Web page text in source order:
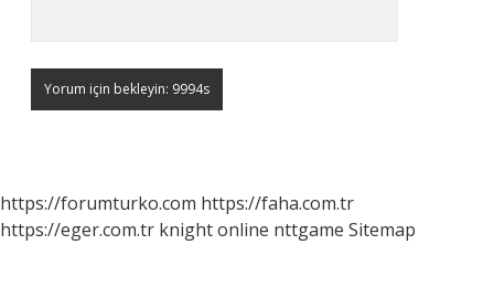
https://forumturko.com https://faha.com.tr
https://eger.com.tr knight online nttgame Sitemap